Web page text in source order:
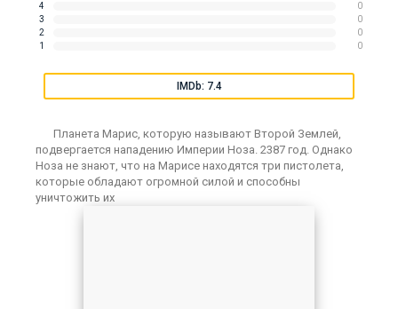
4
0
3
0
2
0
1
0
IMDb: 7.4
Планета Марис, которую называют Второй Землей,
подвергается нападению Империи Ноза. 2387 год. Однако
Ноза не знают, что на Марисе находятся три пистолета,
которые обладают огромной силой и способны
уничтожить их